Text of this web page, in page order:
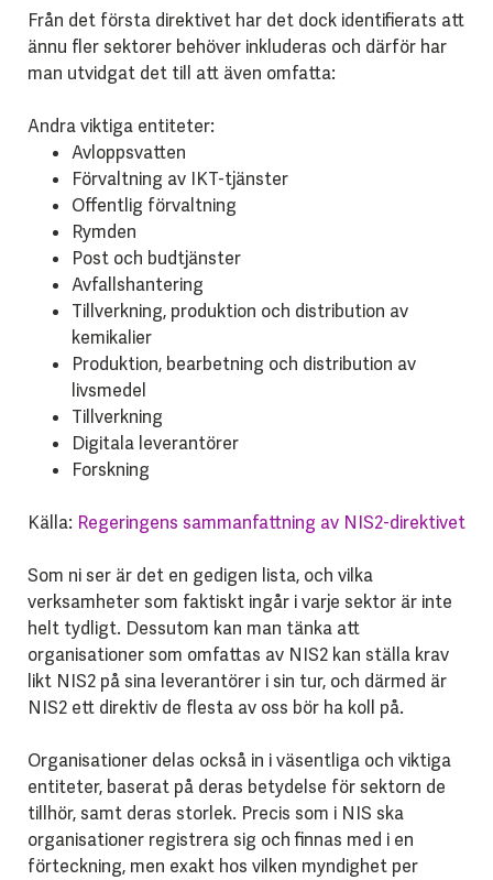
Från det första direktivet har det dock identifierats att
ännu fler sektorer behöver inkluderas och därför har
man utvidgat det till att även omfatta:
Andra viktiga entiteter:
Avloppsvatten
Förvaltning av IKT-tjänster
Offentlig förvaltning
Rymden
Post och budtjänster
Avfallshantering
Tillverkning, produktion och distribution av
kemikalier
Produktion, bearbetning och distribution av
livsmedel
Tillverkning
Digitala leverantörer
Forskning
Källa: Regeringens sammanfattning av NIS2-direktivet
Som ni ser är det en gedigen lista, och vilka
verksamheter som faktiskt ingår i varje sektor är inte
helt tydligt. Dessutom kan man tänka att
organisationer som omfattas av NIS2 kan ställa krav
likt NIS2 på sina leverantörer i sin tur, och därmed är
NIS2 ett direktiv de flesta av oss bör ha koll på.
Organisationer delas också in i väsentliga och viktiga
entiteter, baserat på deras betydelse för sektorn de
tillhör, samt deras storlek. Precis som i NIS ska
organisationer registrera sig och finnas med i en
förteckning, men exakt hos vilken myndighet per